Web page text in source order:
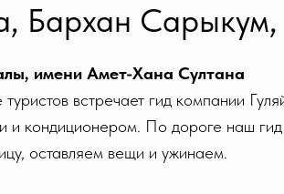
Бархан Сарыкум,
имени Амет-Хана Султана
встречает гид компании
и кондиционером. По дороге наш
оставляем вещи и ужинаем.